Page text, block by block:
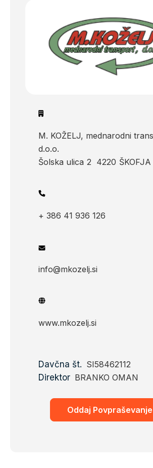
M. KOŽELJ, mednarodni
d.o.o.
Šolska ulica 2 4220
+ 386 41 936 126
info@mkozelj.si
www.mkozelj.si
Davčna št. SI58462112
Direktor BRANKO OMAN
Oddaj Povpraševanje